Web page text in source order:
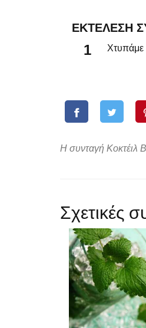
ΕΚΤΈΛΕΣΗ
Χτυπάμε
Η συνταγή Κοκτέιλ
Σχετικές